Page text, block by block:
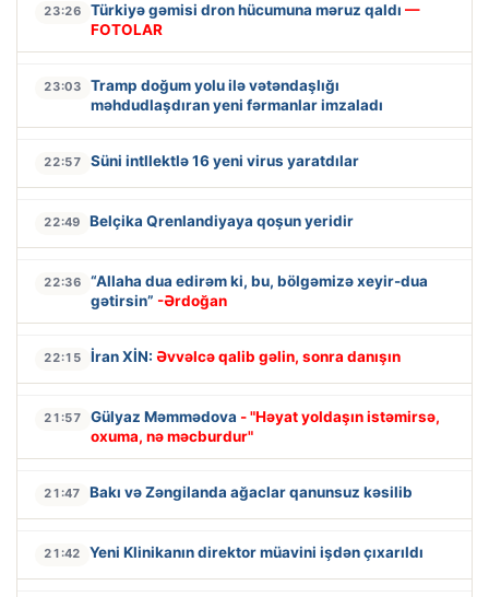
23:26 Türkiyə gəmisi dron hücumuna məruz qaldı —
FOTOLAR
23:03
Tramp doğum yolu ilə vətəndaşlığı
məhdudlaşdıran yeni fərmanlar imzaladı
22:57 Süni intllektlə 16 yeni virus yaratdılar
22:49 Belçika Qrenlandiyaya qoşun yeridir
22:36
“Allaha dua edirəm ki, bu, bölgəmizə xeyir-dua
gətirsin” -Ərdoğan
22:15 İran XİN: Əvvəlcə qalib gəlin, sonra danışın
21:57 Gülyaz Məmmədova - "Həyat yoldaşın istəmirsə,
oxuma, nə məcburdur"
21:47 Bakı və Zəngilanda ağaclar qanunsuz kəsilib
21:42 Yeni Klinikanın direktor müavini işdən çıxarıldı